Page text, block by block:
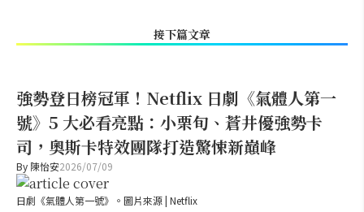
接下篇文章
強勢登日榜冠軍！Netflix 日劇《氣體人第一
號》5 大必看亮點：小栗旬、蒼井優強勢卡
司，奧斯卡特效團隊打造驚悚新巔峰
By 陳怡安2026/07/09
日劇《氣體人第一號》。圖片來源 | Netflix